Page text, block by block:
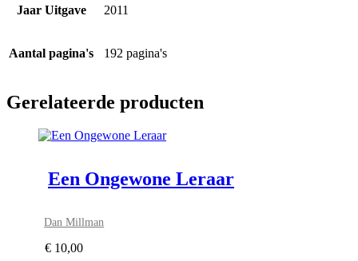
Jaar Uitgave 2011
Aantal pagina's 192 pagina's
Gerelateerde producten
Een Ongewone Leraar
Dan Millman
€ 10,00